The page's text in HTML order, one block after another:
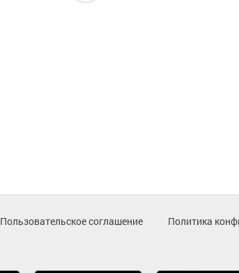
Пользовательское соглашение
Политика